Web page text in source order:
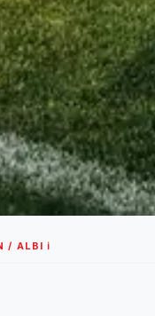
/ ALBI ℹ️